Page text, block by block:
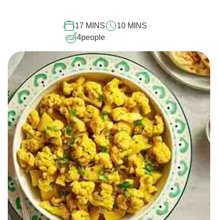
recipe
17 MINS
10 MINS
4people